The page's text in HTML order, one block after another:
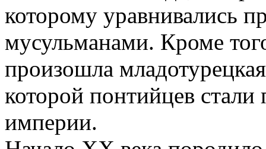
которому уравнивались
мусульманами. Кроме
произошла
которой понтийцев
империи.